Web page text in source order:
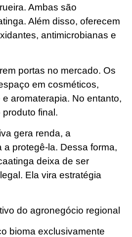
Ambas são
Além disso, oferecem
antimicrobianas e
portas no mercado. Os
em cosméticos,
aromaterapia. No entanto,
final.
gera renda, a
protegê-la. Dessa forma,
deixa de ser
Ela vira estratégia
do agronegócio regional
bioma exclusivamente